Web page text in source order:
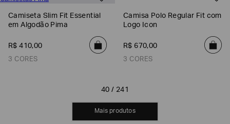
Camiseta Slim Fit Essential
em Algodão Pima
R$ 410,00
3 CORES
Camisa Polo Regular Fit com
Logo Icon
R$ 670,00
3 CORES
40 / 241
MOSTRAR MAIS